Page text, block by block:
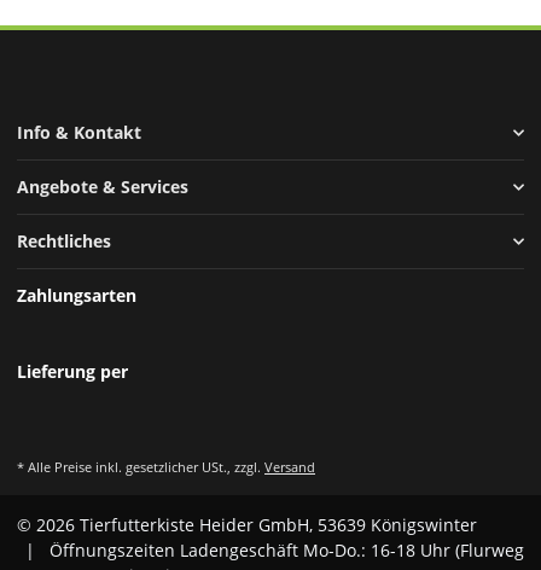
Info & Kontakt
Angebote & Services
Rechtliches
Zahlungsarten
Lieferung per
* Alle Preise inkl. gesetzlicher USt., zzgl. Versand
© 2026 Tierfutterkiste Heider GmbH, 53639 Königswinter
| Öffnungszeiten Ladengeschäft Mo-Do.: 16-18 Uhr (Flurweg